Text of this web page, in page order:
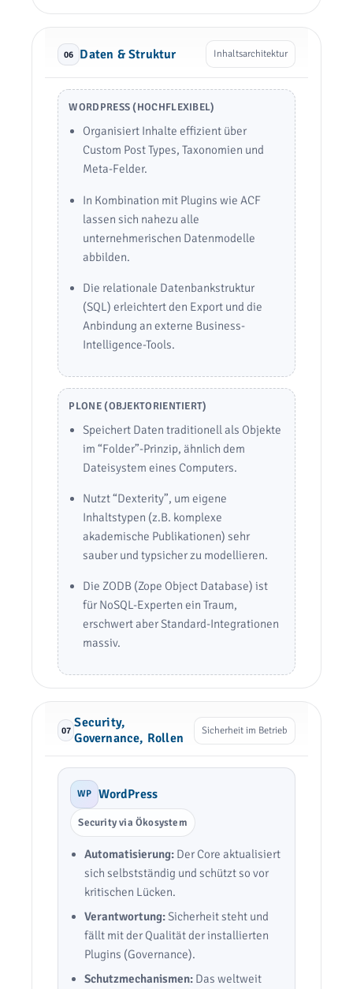
06 Daten & Struktur Inhaltsarchitektur
WORDPRESS (HOCHFLEXIBEL)
Organisiert Inhalte effizient über
Custom Post Types, Taxonomien und
Meta-Felder.
In Kombination mit Plugins wie ACF
lassen sich nahezu alle
unternehmerischen Datenmodelle
abbilden.
Die relationale Datenbankstruktur
(SQL) erleichtert den Export und die
Anbindung an externe Business-
Intelligence-Tools.
PLONE (OBJEKTORIENTIERT)
Speichert Daten traditionell als Objekte
im “Folder”-Prinzip, ähnlich dem
Dateisystem eines Computers.
Nutzt “Dexterity”, um eigene
Inhaltstypen (z.B. komplexe
akademische Publikationen) sehr
sauber und typsicher zu modellieren.
Die ZODB (Zope Object Database) ist
für NoSQL-Experten ein Traum,
erschwert aber Standard-Integrationen
massiv.
07 Security,
Governance, Rollen
Sicherheit im Betrieb
WP WordPress
Security via Ökosystem
Automatisierung: Der Core aktualisiert
sich selbstständig und schützt so vor
kritischen Lücken.
Verantwortung:Sicherheit steht und
fällt mit der Qualität der installierten
Plugins (Governance).
Schutzmechanismen: Das weltweit